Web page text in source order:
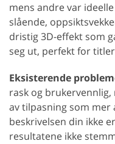
mens andre var
slående,
dristig 3D-effekt som
seg ut, perfekt for
Eksisterende
rask og
av tilpasning som mer
beskrivelsen din ikke
resultatene ikke